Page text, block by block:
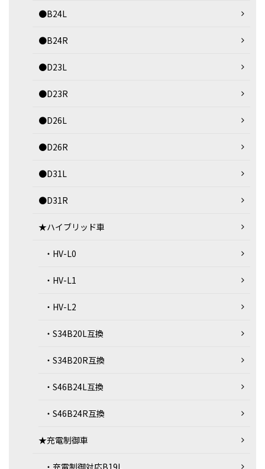
●B24L
●B24R
●D23L
●D23R
●D26L
●D26R
●D31L
●D31R
★ハイブリッド車
・HV-L0
・HV-L1
・HV-L2
・S34B20L互換
・S34B20R互換
・S46B24L互換
・S46B24R互換
★充電制御車
・充電制御対応B19L